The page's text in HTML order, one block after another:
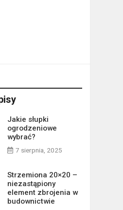
Jakie słupki
ogrodzeniowe
wybrać?
7 sierpnia, 2025
Strzemiona 20×20 –
niezastąpiony
element zbrojenia w
budownictwie